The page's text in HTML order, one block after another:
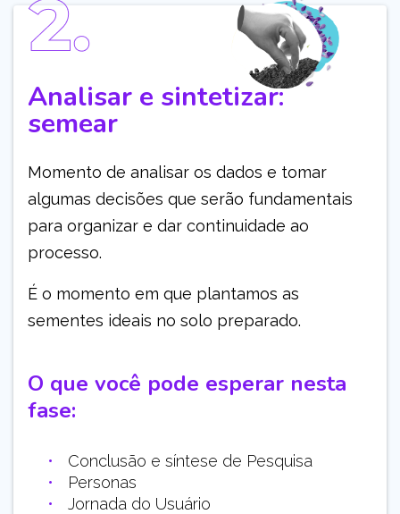
Analisar e sintetizar:
semear
Momento de analisar os dados e tomar
algumas decisões que serão fundamentais
para organizar e dar continuidade ao
processo.
É o momento em que plantamos as
sementes ideais no solo preparado.
O que você pode esperar nesta
fase:
Conclusão e síntese de Pesquisa
Personas
Jornada do Usuário